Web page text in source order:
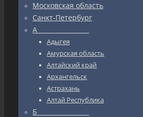
Московская область
Санкт-Петербург
А_________________
Адыгея
Амурская область
Алтайский край
Архангельск
Астрахань
Алтай Республика
Б_________________